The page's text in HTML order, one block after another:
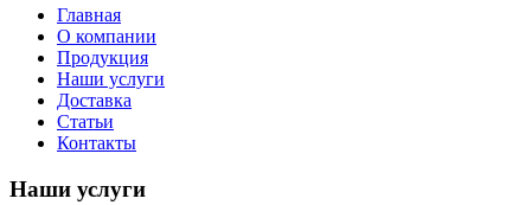
Главная
О компании
Продукция
Наши услуги
Доставка
Статьи
Контакты
Наши услуги